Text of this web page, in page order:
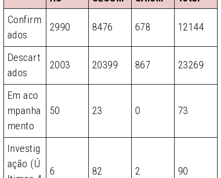
Confirm
ados
2990 8476 678 12144
Descart
ados
2003 20399 867 23269
Em aco
mpanha
mento
50 23 0 73
Investig
ação (Ú
6 82 2 90